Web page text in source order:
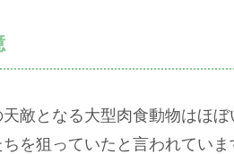
敵となる大型肉食動物はほ
を狙っていたと言われてい